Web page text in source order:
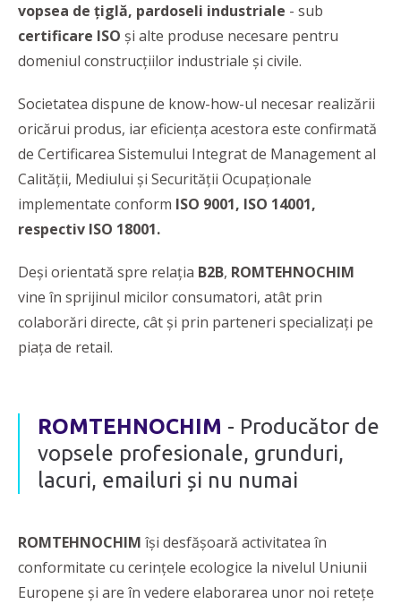
vopsea de țiglă, pardoseli industriale - sub
certificare ISO și alte produse necesare pentru
domeniul construcțiilor industriale și civile.
Societatea dispune de know-how-ul necesar realizării
oricărui produs, iar eficienţa acestora este confirmată
de Certificarea Sistemului Integrat de Management al
Calității, Mediului și Securității Ocupaționale
implementate conform ISO 9001, ISO 14001,
respectiv ISO 18001.
Deşi orientată spre relaţia B2B, ROMTEHNOCHIM
vine în sprijinul micilor consumatori, atât prin
colaborări directe, cât şi prin parteneri specializaţi pe
piaţa de retail.
ROMTEHNOCHIM - Producător de
vopsele profesionale, grunduri,
lacuri, emailuri și nu numai
ROMTEHNOCHIM își desfășoară activitatea în
conformitate cu cerințele ecologice la nivelul Uniunii
Europene și are în vedere elaborarea unor noi retețe